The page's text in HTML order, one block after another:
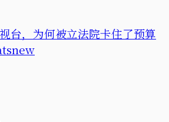
台，为何被立法院卡住了预算